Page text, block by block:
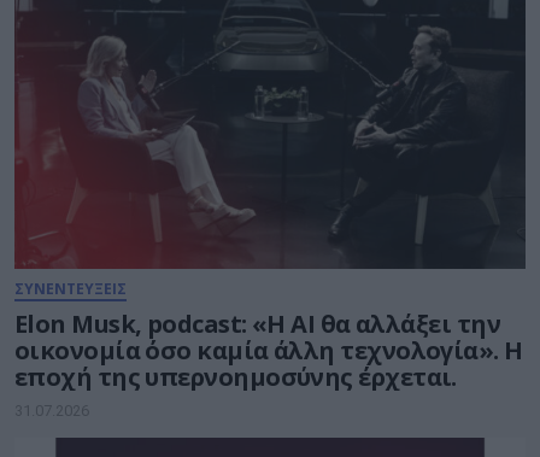
ΣΥΝΕΝΤΕΥΞΕΙΣ
Elon Musk, podcast: «Η AI θα αλλάξει την
οικονομία όσο καμία άλλη τεχνολογία». Η
εποχή της υπερνοημοσύνης έρχεται.
31.07.2026